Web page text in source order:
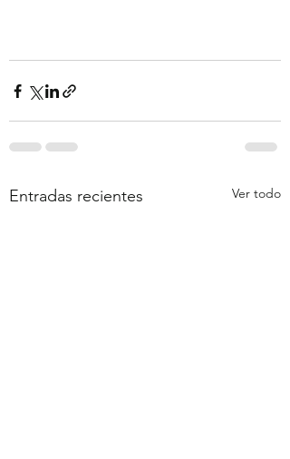
Entradas recientes Ver todo